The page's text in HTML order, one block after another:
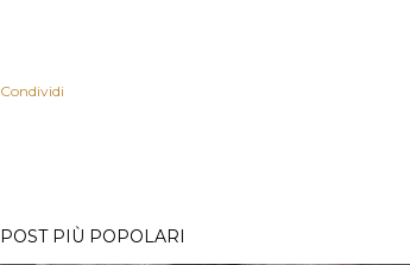
Condividi
POST PIÙ POPOLARI